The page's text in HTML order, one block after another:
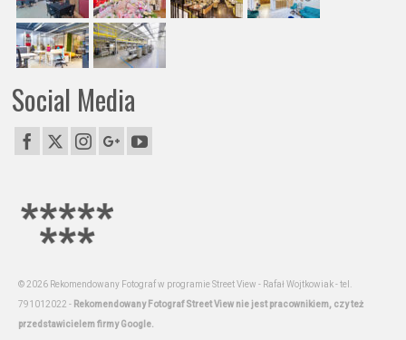
Social Media
© 2026 Rekomendowany Fotograf w programie Street View - Rafał Wojtkowiak - tel.
791012022 - Rekomendowany Fotograf Street View nie jest pracownikiem, czy też
przedstawicielem firmy Google.